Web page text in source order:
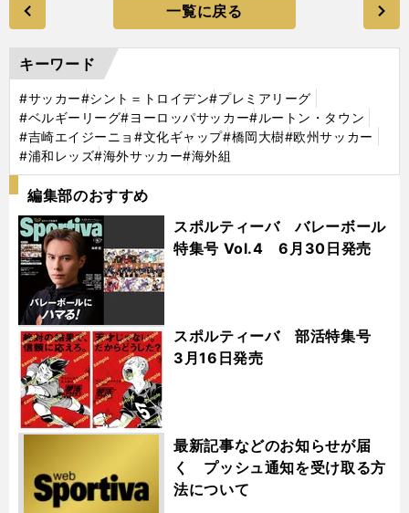
一覧に戻る
キーワード
#サッカー#シント＝トロイデン#プレミアリーグ
#ベルギーリーグ#ヨーロッパサッカー#ルートン・タウン
#吉崎エイジーニョ#文化ギャップ#橋岡大樹#欧州サッカー
#浦和レッズ#海外サッカー#海外組
編集部のおすすめ
スポルティーバ バレーボール
特集号 Vol.4 6月30日発売
スポルティーバ 部活特集号
3月16日発売
最新記事などのお知らせが届
く プッシュ通知を受け取る方
法について